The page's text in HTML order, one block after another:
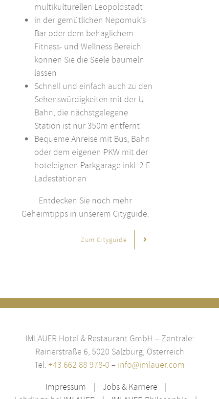
multikulturellen Leopoldstadt
in der gemütlichen Nepomuk’s
Bar oder dem behaglichem
Fitness- und Wellness Bereich
können Sie die Seele baumeln
lassen
Schnell und einfach auch zu den
Sehenswürdigkeiten mit der U-
Bahn, die nächstgelegene
Station ist nur 350m entfernt
Bequeme Anreise mit Bus, Bahn
oder dem eigenen PKW mit der
hoteleignen Parkgarage inkl. 2 E-
Ladestationen
Entdecken Sie noch mehr
Geheimtipps in unserem Cityguide.
Zum Cityguide
IMLAUER Hotel & Restaurant GmbH – Zentrale:
Rainerstraße 6, 5020 Salzburg, Österreich
Tel: +43 662 88 978-0 – info@imlauer.com
Impressum
Jobs & Karriere